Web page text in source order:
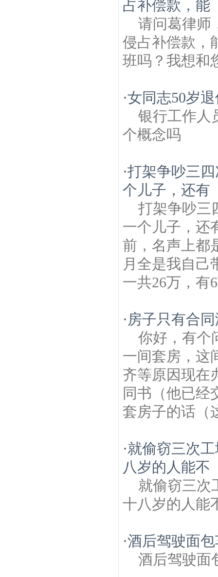
占补偿款，能
请问葛律师
侵占补偿款，
班吗？我想和
·女同志50岁
银行工作人
个概念吗
·打架争吵三
个儿子，还有
打架争吵三
一个儿子，还
前，名声上都
月全是我自己
一共26万，有
· 房子只有合
你好，有个
一间套房，这
齐等原因现在
同书（他已经
套房子的话（
·就偷窃三次
八岁的人能不
就偷窃三次
十八岁的人能
·酒后驾驶面
酒后驾驶面